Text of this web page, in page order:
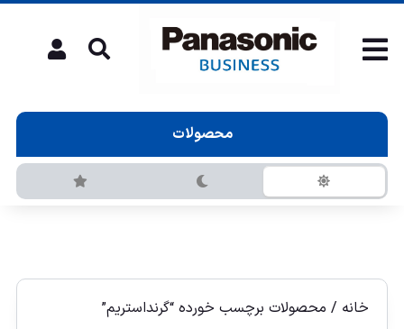
محصولات
خانه / محصولات برچسب خورده “گرنداستريم”